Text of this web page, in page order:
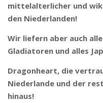
mittelalterlicher und
den Niederlanden!
Wir liefern aber auch
Gladiatoren und alles
Dragonheart, die
Niederlande und der
hinaus!